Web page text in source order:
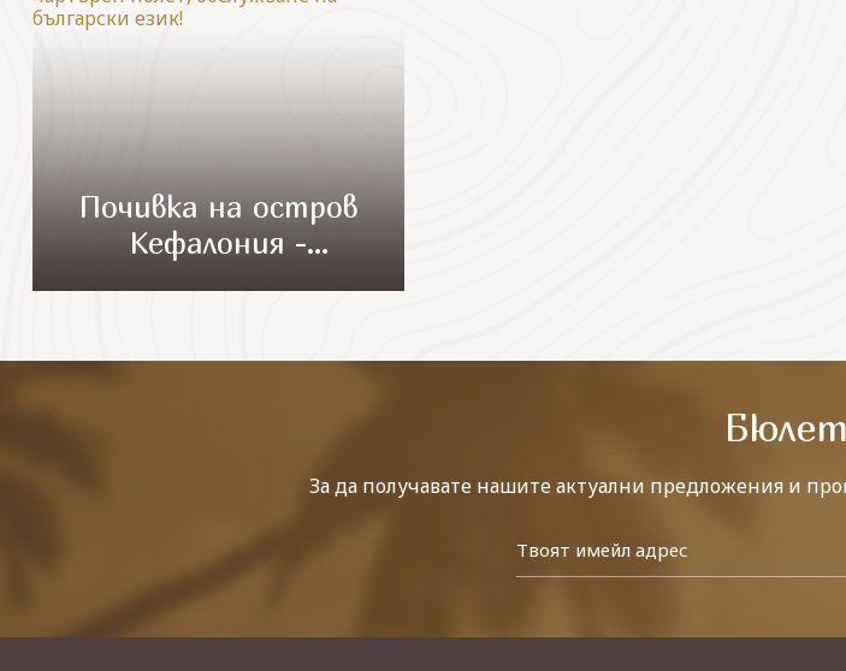
Почивка на остров
Кефалония -
български език!
За да получавате нашите актуални предложения и